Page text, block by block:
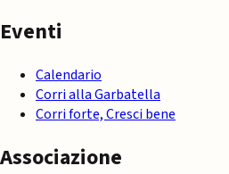
Eventi
Calendario
Corri alla Garbatella
Corri forte, Cresci bene
Associazione